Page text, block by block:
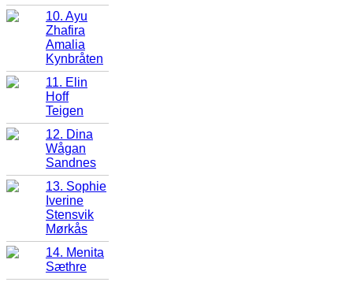
10. Ayu
Zhafira
Amalia
Kynbråten
11. Elin
Hoff
Teigen
12. Dina
Wågan
Sandnes
13. Sophie
Iverine
Stensvik
Mørkås
14. Menita
Sæthre